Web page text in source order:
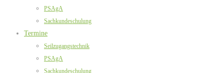
PSAgA
Sachkundeschulung
Termine
Seilzugangstechnik
PSAgA
Sachkundeschulung